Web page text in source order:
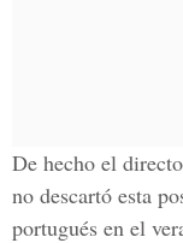
De hecho el
no descartó esta
portugués en el